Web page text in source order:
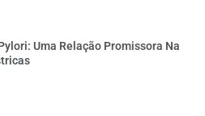
Uma Relação Promissora Na